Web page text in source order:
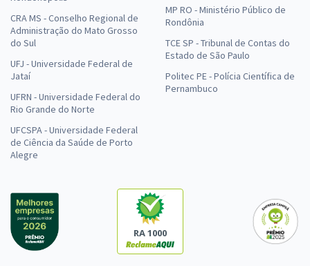
CRA MS - Conselho Regional de
Administração do Mato Grosso
do Sul
UFJ - Universidade Federal de
Jataí
UFRN - Universidade Federal do
Rio Grande do Norte
UFCSPA - Universidade Federal
de Ciência da Saúde de Porto
Alegre
MP RO - Ministério Público de
Rondônia
TCE SP - Tribunal de Contas do
Estado de São Paulo
Politec PE - Polícia Científica de
Pernambuco
RA 1000